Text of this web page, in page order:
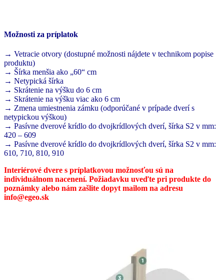
Možnosti za príplatok
→ Vetracie otvory (dostupné možnosti nájdete v technikom popise
produktu)
→ Šírka menšia ako „60“ cm
→ Netypická šírka
→ Skrátenie na výšku do 6 cm
→ Skrátenie na výšku viac ako 6 cm
→ Zmena umiestnenia zámku (odporúčané v prípade dverí s
netypickou výškou)
→ Pasívne dverové krídlo do dvojkrídlových dverí, šírka S2 v mm:
420 – 609
→ Pasívne dverové krídlo do dvojkrídlových dverí, šírka S2 v mm:
610, 710, 810, 910
Interiérové dvere s príplatkovou možnosťou sú na
individuálnom nacenení. Požiadavku uveďte pri produkte do
poznámky alebo nám zašlite dopyt mailom na adresu
info@egeo.sk